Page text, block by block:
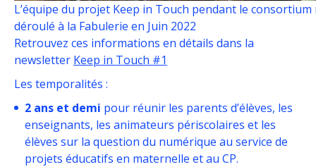
L’équipe du projet Keep in Touch pendant le consortium
déroulé à la Fabulerie en Juin 2022
Retrouvez ces informations en détails dans la
newsletter Keep in Touch #1
Les temporalités :
2 ans et demi pour réunir les parents d’élèves, les
enseignants, les animateurs périscolaires et les
élèves sur la question du numérique au service de
projets éducatifs en maternelle et au CP.